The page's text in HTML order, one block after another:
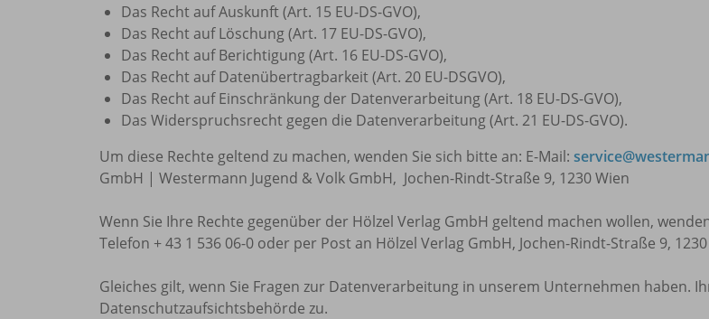
Das Recht auf Auskunft (Art. 15 EU-DS-GVO),
Das Recht auf Löschung (Art. 17 EU-DS-GVO),
Das Recht auf Berichtigung (Art. 16 EU-DS-GVO),
Das Recht auf Datenübertragbarkeit (Art. 20 EU-DSGVO),
Das Recht auf Einschränkung der Datenverarbeitung (Art. 18 EU-DS-GVO),
Das Widerspruchsrecht gegen die Datenverarbeitung (Art. 21 EU-DS-GVO).
Um diese Rechte geltend zu machen, wenden Sie sich bitte an: E-Mail:
GmbH | Westermann Jugend & Volk GmbH, Jochen-Rindt-Straße 9, 1230 Wien
Wenn Sie Ihre Rechte gegenüber der Hölzel Verlag GmbH geltend machen wollen,
Telefon + 43 1 536 06-0 oder per Post an Hölzel Verlag GmbH, Jochen-Rindt-Straße 9,
Gleiches gilt, wenn Sie Fragen zur Datenverarbeitung in unserem Unternehmen haben.
Datenschutzaufsichtsbehörde zu.